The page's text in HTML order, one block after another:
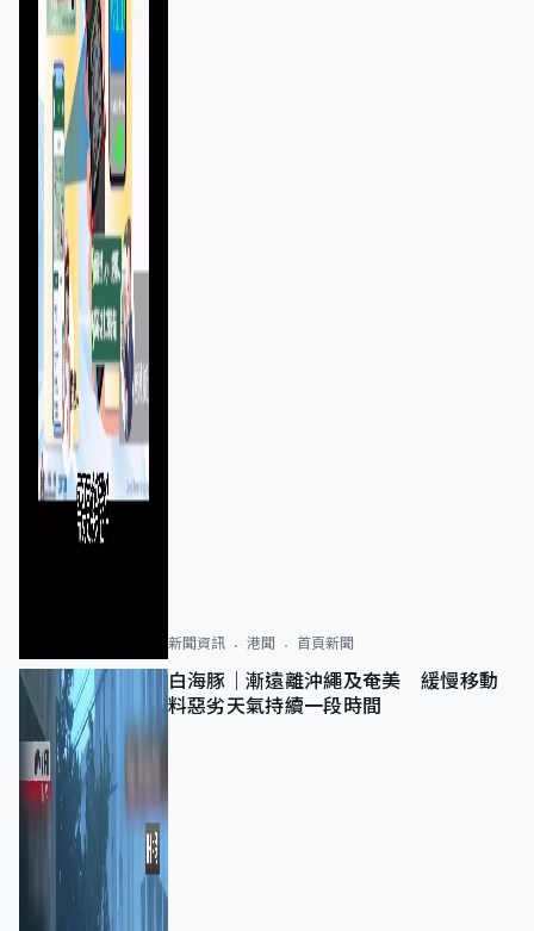
新聞資訊 港聞 首頁新聞
白海豚｜漸遠離沖繩及奄美 緩慢移動
料惡劣天氣持續一段時間